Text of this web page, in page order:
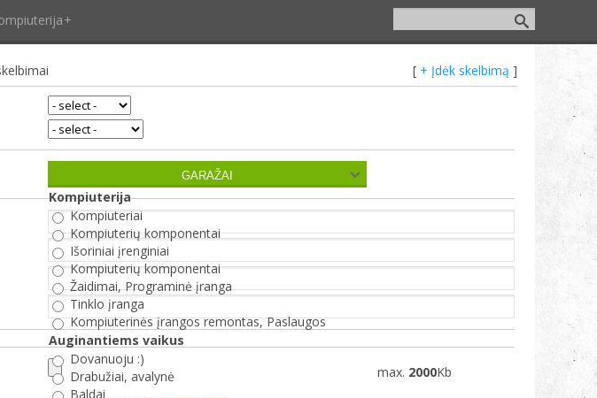
[ + Įdėk skelbimą ]
Kompiuterija
Kompiuteriai
Kompiuterių komponentai
Išoriniai įrenginiai
Kompiuterių komponentai
Žaidimai, Programinė įranga
Tinklo įranga
Kompiuterinės įrangos remontas, Paslaugos
Auginantiems vaikus
Dovanuoju :)
Drabužiai, avalynė
Baldai
max. 2000Kb